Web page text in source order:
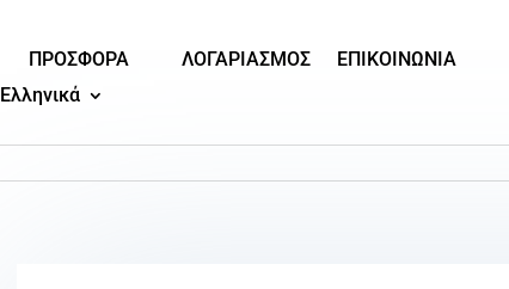
ΠΡΟΣΦΟΡΑ ΛΟΓΑΡΙΑΣΜΟΣ
ΕΠΙΚΟΙΝΩΝΙΑ
Ελληνικά